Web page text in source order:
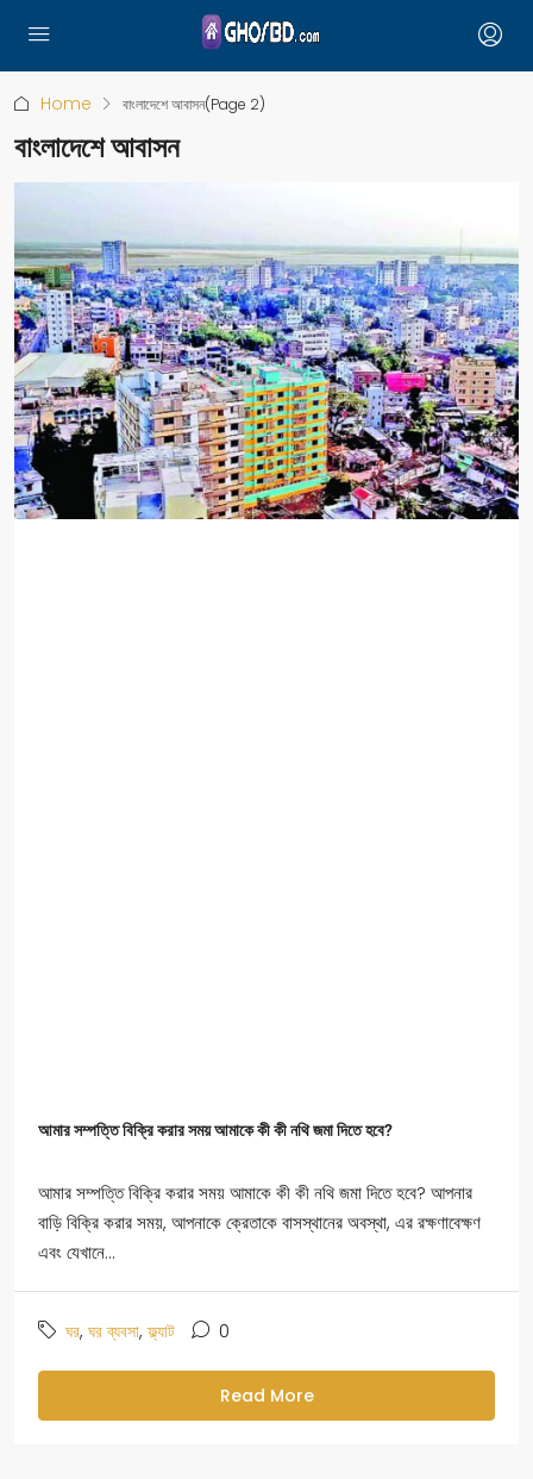
Home বাংলাদেশে আবাসন(Page 2)
বাংলাদেশে আবাসন
আমার সম্পত্তি বিক্রি করার সময় আমাকে কী কী নথি জমা দিতে হবে?
আমার সম্পত্তি বিক্রি করার সময় আমাকে কী কী নথি জমা দিতে হবে? আপনার
বাড়ি বিক্রি করার সময়, আপনাকে ক্রেতাকে বাসস্থানের অবস্থা, এর রক্ষণাবেক্ষণ
এবং যেখানে...
ঘর, ঘর ব্যবসা,ফ্ল্যাট 0
Read More